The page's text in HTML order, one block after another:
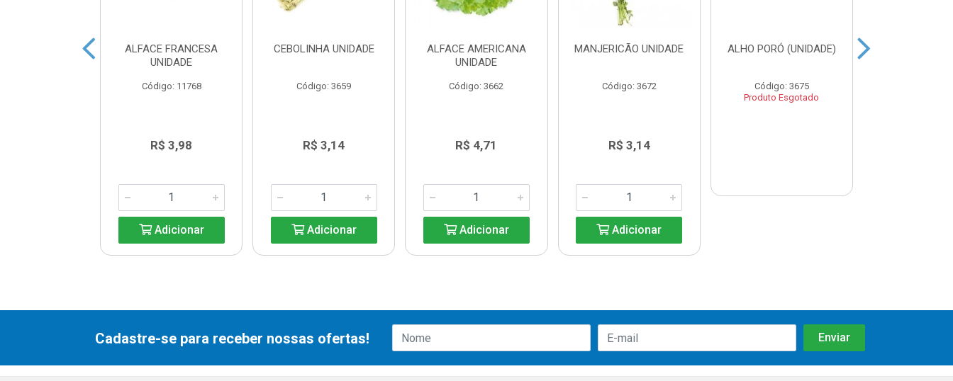
ALFACE FRANCESA
UNIDADE
Código: 11768
R$ 3,98
Adicionar
CEBOLINHA UNIDADE
Código: 3659
R$ 3,14
Adicionar
ALFACE AMERICANA
UNIDADE
Código: 3662
R$ 4,71
Adicionar
MANJERICÃO UNIDADE
Código: 3672
R$ 3,14
Adicionar
ALHO PORÓ (UNIDADE)
Código: 3675
Produto Esgotado
Cadastre-se para receber nossas ofertas!